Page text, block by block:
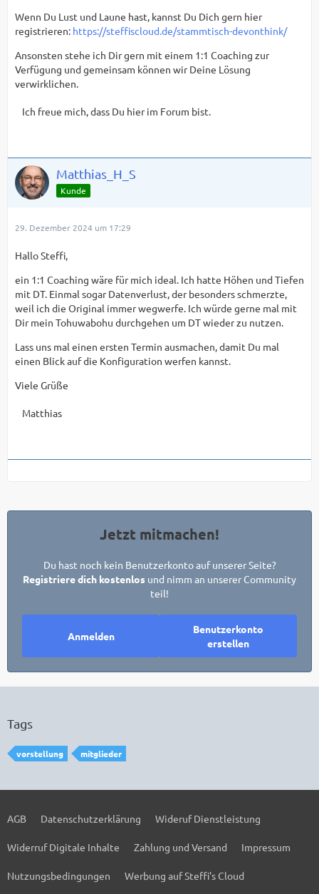
Wenn Du Lust und Laune hast, kannst Du Dich gern hier
registrieren: https://steffiscloud.de/stammtisch-devonthink/
Ansonsten stehe ich Dir gern mit einem 1:1 Coaching zur
Verfügung und gemeinsam können wir Deine Lösung
verwirklichen.
Ich freue mich, dass Du hier im Forum bist.
Matthias_H_S
Kunde
29. Dezember 2024 um 17:29
Hallo Steffi,
ein 1:1 Coaching wäre für mich ideal. Ich hatte Höhen und Tiefen
mit DT. Einmal sogar Datenverlust, der besonders schmerzte,
weil ich die Original immer wegwerfe. Ich würde gerne mal mit
Dir mein Tohuwabohu durchgehen um DT wieder zu nutzen.
Lass uns mal einen ersten Termin ausmachen, damit Du mal
einen Blick auf die Konfiguration werfen kannst.
Viele Grüße
Matthias
Jetzt mitmachen!
Du hast noch kein Benutzerkonto auf unserer Seite?
Registriere dich kostenlos und nimm an unserer Community
teil!
Benutzerkonto
erstellen
Anmelden
Tags
vorstellung mitglieder
AGB Datenschutzerklärung Wideruf Dienstleistung
Widerruf Digitale Inhalte Zahlung und Versand Impressum
Nutzungsbedingungen Werbung auf Steffi's Cloud